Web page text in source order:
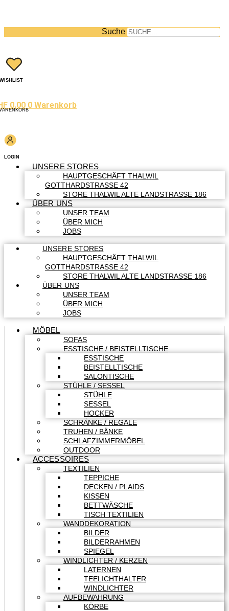
Suche
WISHLIST
0.00 0 Warenkorb
LOGIN
UNSERE STORES
HAUPTGESCHÄFT THALWIL
GOTTHARDSTRASSE 42
STORE THALWIL ALTE LANDSTRASSE 186
ÜBER UNS
UNSER TEAM
ÜBER MICH
JOBS
UNSERE STORES
HAUPTGESCHÄFT THALWIL
GOTTHARDSTRASSE 42
STORE THALWIL ALTE LANDSTRASSE 186
ÜBER UNS
UNSER TEAM
ÜBER MICH
JOBS
MÖBEL
SOFAS
ESSTISCHE / BEISTELLTISCHE
ESSTISCHE
BEISTELLTISCHE
SALONTISCHE
STÜHLE / SESSEL
STÜHLE
SESSEL
HOCKER
SCHRÄNKE / REGALE
TRUHEN / BÄNKE
SCHLAFZIMMERMÖBEL
OUTDOOR
ACCESSOIRES
TEXTILIEN
TEPPICHE
DECKEN / PLAIDS
KISSEN
BETTWÄSCHE
TISCH TEXTILIEN
WANDDEKORATION
BILDER
BILDERRAHMEN
SPIEGEL
WINDLICHTER / KERZEN
LATERNEN
TEELICHTHALTER
WINDLICHTER
AUFBEWAHRUNG
KÖRBE